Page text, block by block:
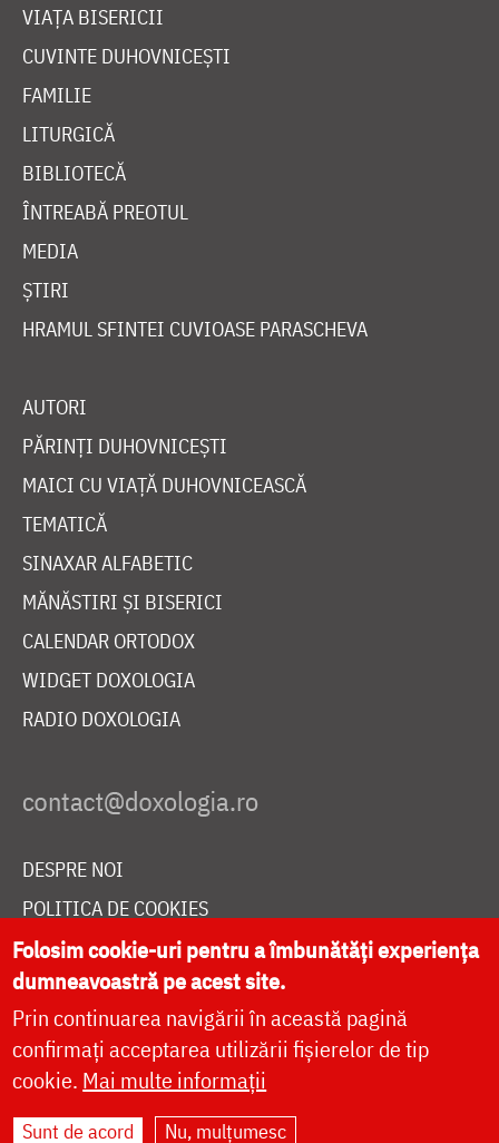
VIAȚA BISERICII
CUVINTE DUHOVNICEȘTI
FAMILIE
LITURGICĂ
BIBLIOTECĂ
ÎNTREABĂ PREOTUL
MEDIA
ȘTIRI
HRAMUL SFINTEI CUVIOASE PARASCHEVA
AUTORI
PĂRINȚI DUHOVNICEȘTI
MAICI CU VIAȚĂ DUHOVNICEASCĂ
TEMATICĂ
SINAXAR ALFABETIC
MĂNĂSTIRI ȘI BISERICI
CALENDAR ORTODOX
WIDGET DOXOLOGIA
RADIO DOXOLOGIA
DESPRE NOI
POLITICA DE COOKIES
DONEAZĂ ONLINE PENTRU CATEDRALA NAȚIONALĂ
LIVE
Folosim cookie-uri pentru a îmbunătăți experiența
dumneavoastră pe acest site.
Prin continuarea navigării în această pagină
confirmați acceptarea utilizării fișierelor de tip
cookie. Mai multe informații
Sunt de acord Nu, mulțumesc